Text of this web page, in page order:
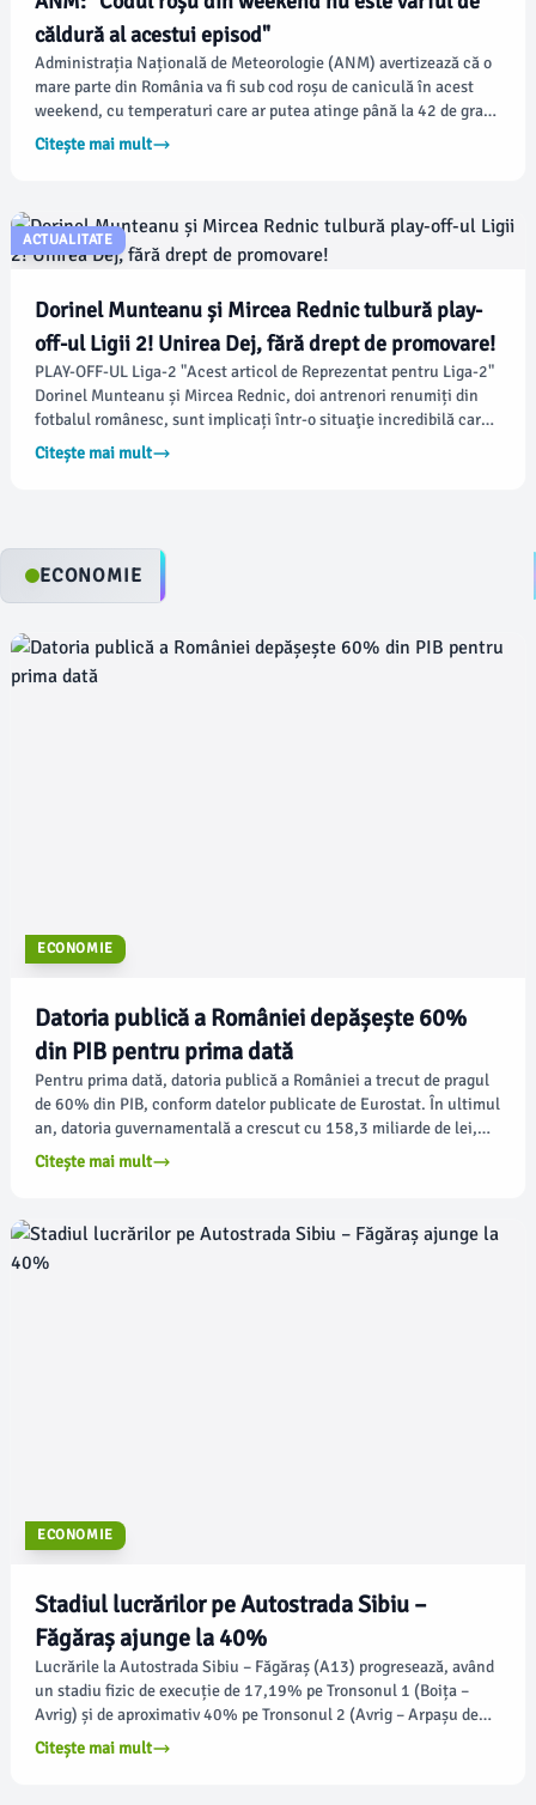
căldură al acestui episod"
Administrația Națională de Meteorologie (ANM) avertizează că o
mare parte din România va fi sub cod roșu de caniculă în acest
weekend, cu temperaturi care ar putea atinge până la 42 de grade
Celsius. Meteorologii spun că săptămâna viitoare va fi și mai
caldă, iar codul roșu ar putea fi extins, cu vârful de căldură
Citește mai mult
ACTUALITATE
Dorinel Munteanu și Mircea Rednic tulbură play-
off-ul Ligii 2! Unirea Dej, fără drept de promovare!
PLAY-OFF-UL Liga-2 "Acest articol de Reprezentat pentru Liga-2"
Dorinel Munteanu și Mircea Rednic, doi antrenori renumiți din
fotbalul românesc, sunt implicați într-o situaţie incredibilă care a
aruncat în aer play-off-ul Ligii 2. Potrivit ultimelor informații,
CSA Steaua și Unirea Dej nu ar fi primit licența pentru Superligă,
Citește mai mult
ECONOMIE
ECONOMIE
Datoria publică a României depășește 60%
din PIB pentru prima dată
Pentru prima dată, datoria publică a României a trecut de pragul
de 60% din PIB, conform datelor publicate de Eurostat. În ultimul
an, datoria guvernamentală a crescut cu 158,3 miliarde de lei,
ceea ce înseamnă aproximativ 434 de milioane de lei zilnic, arată
Mediafax.
Citește mai mult
ECONOMIE
Stadiul lucrărilor pe Autostrada Sibiu –
Făgăraș ajunge la 40%
Lucrările la Autostrada Sibiu – Făgăraș (A13) progresează, având
un stadiu fizic de execuție de 17,19% pe Tronsonul 1 (Boița –
Avrig) și de aproximativ 40% pe Tronsonul 2 (Avrig – Arpașu de
Jos). Informațiile au fost furnizate marți de către directorul
general al CNAIR, Cristian Pistol.
Citește mai mult